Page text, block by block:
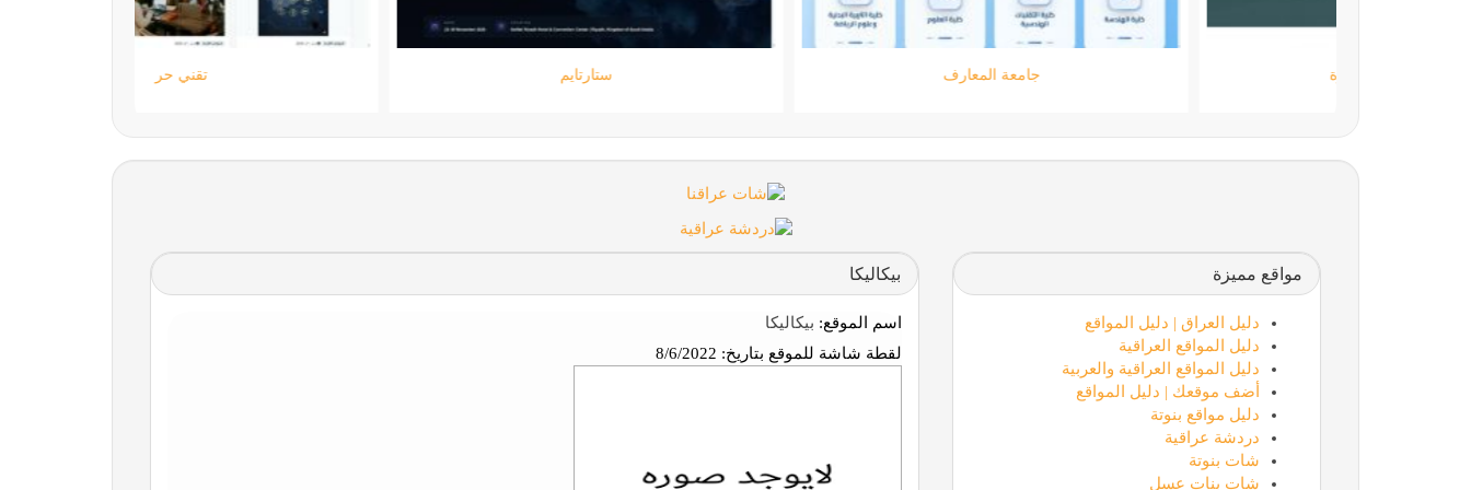
بيكاليكا
اسم الموقع: بيكاليكا
لقطة شاشة للموقع بتاريخ:
مواقع مميزة
دليل العراق | دليل المواقع
دليل المواقع العراقية
دليل المواقع العراقية والعربية
أضف موقعك | دليل المواقع
دليل مواقع بنوتة
دردشة عراقية
شات بنوتة
شات بنات عسل